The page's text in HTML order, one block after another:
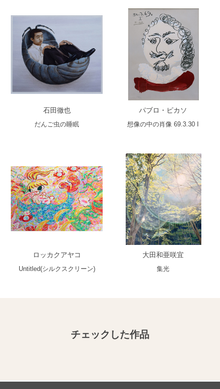
石田徹也
だんご虫の睡眠
パブロ・ピカソ
想像の中の肖像 69.3.30 I
ロッカクアヤコ
Untitled(シルクスクリーン)
大田和亜咲宜
集光
チェックした作品